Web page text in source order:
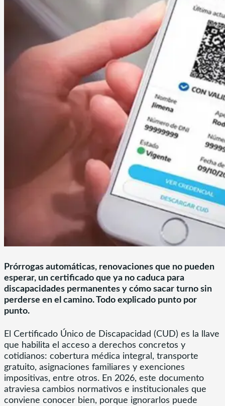
Prórrogas automáticas, renovaciones que no pueden
esperar, un certificado que ya no caduca para
discapacidades permanentes y cómo sacar turno sin
perderse en el camino. Todo explicado punto por
punto.
El Certificado Único de Discapacidad (CUD) es la llave
que habilita el acceso a derechos concretos y
cotidianos: cobertura médica integral, transporte
gratuito, asignaciones familiares y exenciones
impositivas, entre otros. En 2026, este documento
atraviesa cambios normativos e institucionales que
conviene conocer bien, porque ignorarlos puede